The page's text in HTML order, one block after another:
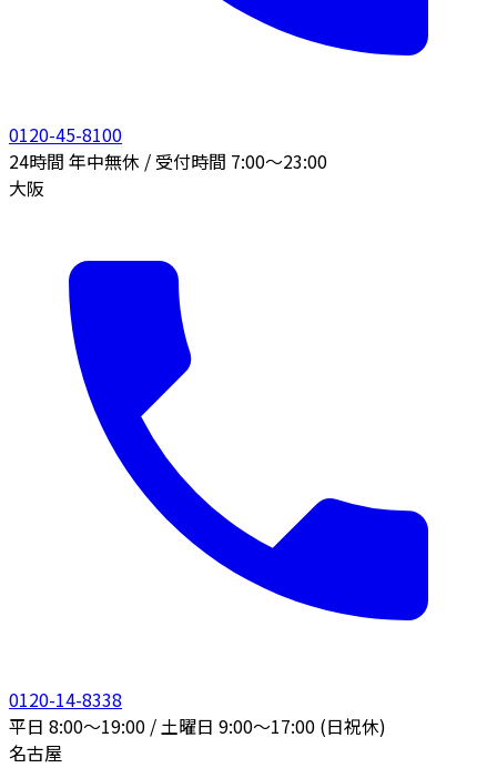
0120-45-8100
24時間 年中無休 / 受付時間 7:00〜23:00
大阪
0120-14-8338
平日 8:00〜19:00 / 土曜日 9:00〜17:00 (日祝休)
名古屋